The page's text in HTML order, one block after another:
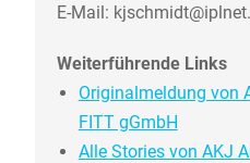
E-Mail:
Weiterführende Links
Originalmeldung von
FITT gGmbH
Alle Stories von AKJ